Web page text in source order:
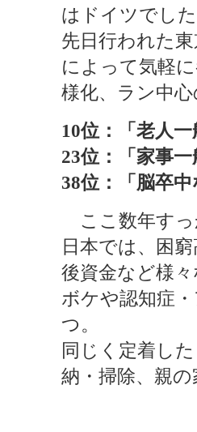
はドイツでし
先日行われた
によって気軽
様化、ラン中
10位：「老人一
23位：「家事一
38位：「脳卒
ここ数年すっ
日本では、困
後資金など様
ボケや認知症
つ。
同じく定着し
納・掃除、親